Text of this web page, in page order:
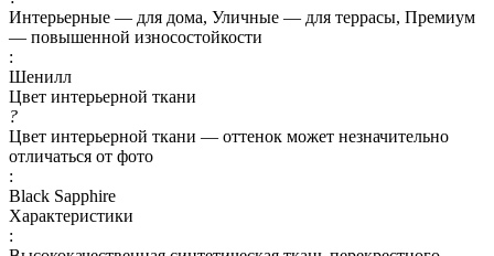
Интерьерные — для дома, Уличные — для террасы, Премиум
— повышенной износостойкости
:
Шенилл
Цвет интерьерной ткани
?
Цвет интерьерной ткани — оттенок может незначительно
отличаться от фото
:
Black Sapphire
Характеристики
: